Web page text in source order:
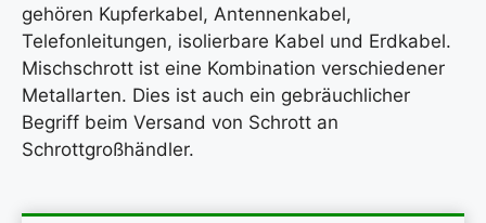
gehören Kupferkabel, Antennenkabel,
Telefonleitungen, isolierbare Kabel und Erdkabel.
Mischschrott ist eine Kombination verschiedener
Metallarten. Dies ist auch ein gebräuchlicher
Begriff beim Versand von Schrott an
Schrottgroßhändler.